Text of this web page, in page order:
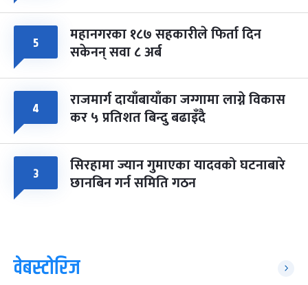
५ महानगरका १८७ सहकारीले फिर्ता दिन
सकेनन् सवा ८ अर्ब
४ राजमार्ग दायाँबायाँका जग्गामा लाग्ने विकास
कर ५ प्रतिशत बिन्दु बढाइँदै
३ सिरहामा ज्यान गुमाएका यादवको घटनाबारे
छानबिन गर्न समिति गठन
वेबस्टोरिज